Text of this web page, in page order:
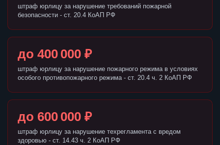
штраф юрлицу за нарушение требований пожарной
безопасности - ст. 20.4 КоАП РФ
до 400 000 ₽
штраф юрлицу за нарушение пожарного режима в условиях
особого противопожарного режима - ст. 20.4 ч. 2 КоАП РФ
до 600 000 ₽
штраф юрлицу за нарушение техрегламента с вредом
здоровью - ст. 14.43 ч. 2 КоАП РФ